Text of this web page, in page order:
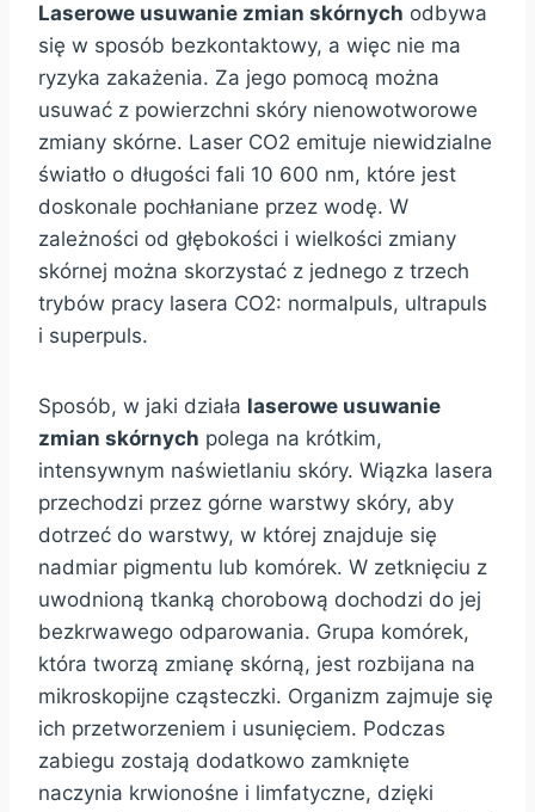
Laserowe usuwanie zmian skórnych odbywa
się w sposób bezkontaktowy, a więc nie ma
ryzyka zakażenia. Za jego pomocą można
usuwać z powierzchni skóry nienowotworowe
zmiany skórne. Laser CO2 emituje niewidzialne
światło o długości fali 10 600 nm, które jest
doskonale pochłaniane przez wodę. W
zależności od głębokości i wielkości zmiany
skórnej można skorzystać z jednego z trzech
trybów pracy lasera CO2: normalpuls, ultrapuls
i superpuls.
Sposób, w jaki działa laserowe usuwanie
zmian skórnych polega na krótkim,
intensywnym naświetlaniu skóry. Wiązka lasera
przechodzi przez górne warstwy skóry, aby
dotrzeć do warstwy, w której znajduje się
nadmiar pigmentu lub komórek. W zetknięciu z
uwodnioną tkanką chorobową dochodzi do jej
bezkrwawego odparowania. Grupa komórek,
która tworzą zmianę skórną, jest rozbijana na
mikroskopijne cząsteczki. Organizm zajmuje się
ich przetworzeniem i usunięciem. Podczas
zabiegu zostają dodatkowo zamknięte
naczynia krwionośne i limfatyczne, dzięki